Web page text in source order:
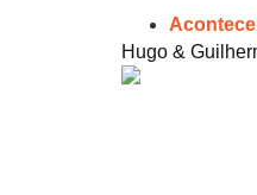
Hugo &